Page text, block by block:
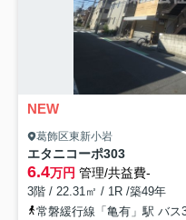
NEW
葛飾区東新小岩
エタニコーポ303
6.4万円 管理/共益費-
3階 / 22.31㎡ / 1R /築49年
常磐緩行線「亀有」駅 バ